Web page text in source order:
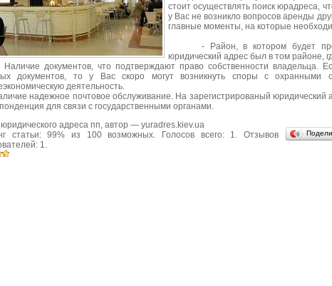
стоит осуществлять поиск юрадреса,
у Вас не возникло вопросов аренды
главные моменты, на которые
- Район, в котором будет
юридический адрес был в том районе,
документов, что подтверждают право собственности владельца.
документов, то у Вас скоро могут возникнуть споры с охранными
деятельность.
надежное почтовое обслуживание. На зарегистрированый юридический
для связи с государственными органами.
адреса пп, автор — yuradres.kiev.ua
статьи:99% из 100возможных. Голосов всего: 1. Отзывов
1.